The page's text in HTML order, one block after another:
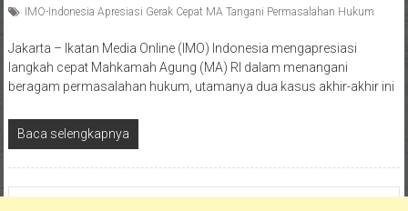
IMO-Indonesia Apresiasi Gerak Cepat MA Tangani Permasalahan Hukum
Jakarta – Ikatan Media Online (IMO) Indonesia mengapresiasi
langkah cepat Mahkamah Agung (MA) RI dalam menangani
beragam permasalahan hukum, utamanya dua kasus akhir-akhir ini
Baca selengkapnya